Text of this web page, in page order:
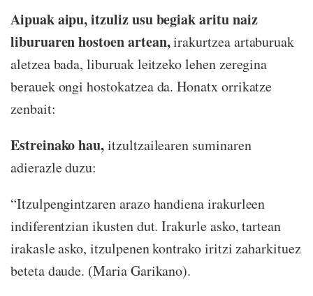
Aipuak aipu, itzuliz usu begiak aritu naiz
liburuaren hostoen artean,irakurtzea artaburuak
aletzea bada, liburuak leitzeko lehen zeregina
berauek ongi hostokatzea da. Honatx orrikatze
zenbait:
Estreinako hau,itzultzailearen suminaren
adierazle duzu:
“Itzulpengintzaren arazo handiena irakurleen
indiferentzian ikusten dut. Irakurle asko, tartean
irakasle asko, itzulpenen kontrako iritzi zaharkituez
beteta daude. (Maria Garikano).